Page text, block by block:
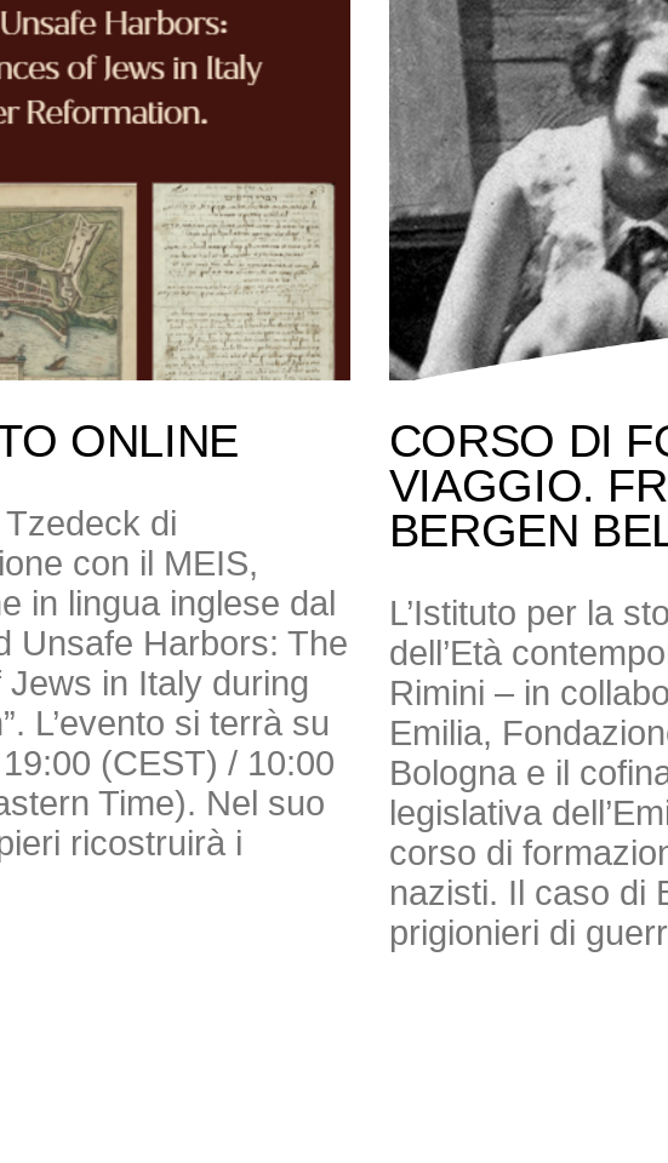
ONLINE
di
con il MEIS,
in lingua inglese dal
Unsafe Harbors: The
in Italy during
L’evento si terrà su
(CEST) / 10:00
Time). Nel suo
ricostruirà i
CORSO DI
VIAGGIO.
BERGEN
L’Istituto per la
dell’Età
Rimini – in
Emilia,
Bologna e il
legislativa
corso di
nazisti. Il caso di
prigionieri di